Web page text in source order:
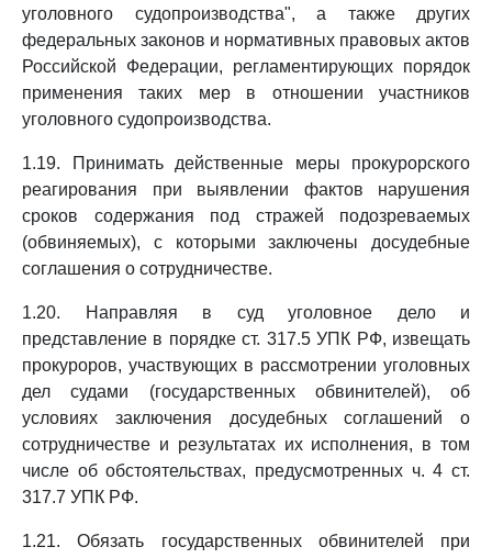
уголовного судопроизводства", а также других
федеральных законов и нормативных правовых актов
Российской Федерации, регламентирующих порядок
применения таких мер в отношении участников
уголовного судопроизводства.
1.19. Принимать действенные меры прокурорского
реагирования при выявлении фактов нарушения
сроков содержания под стражей подозреваемых
(обвиняемых), с которыми заключены досудебные
соглашения о сотрудничестве.
1.20. Направляя в суд уголовное дело и
представление в порядке ст. 317.5 УПК РФ, извещать
прокуроров, участвующих в рассмотрении уголовных
дел судами (государственных обвинителей), об
условиях заключения досудебных соглашений о
сотрудничестве и результатах их исполнения, в том
числе об обстоятельствах, предусмотренных ч. 4 ст.
317.7 УПК РФ.
1.21. Обязать государственных обвинителей при